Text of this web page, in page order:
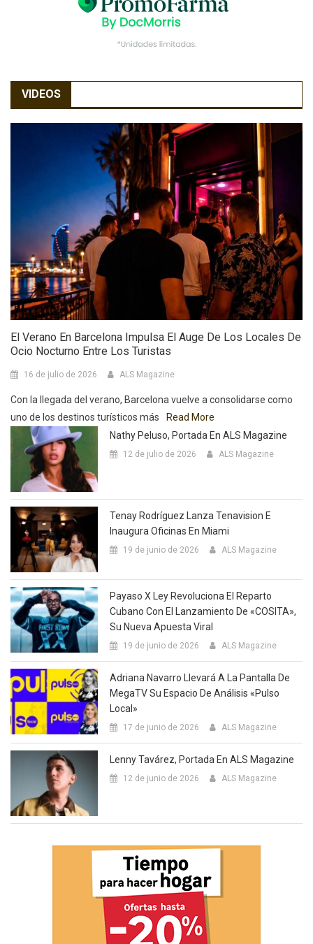
VIDEOS
El Verano En Barcelona Impulsa El Auge De Los Locales De
Ocio Nocturno Entre Los Turistas
16 de julio de 2026 ALS Magazine
Con la llegada del verano, Barcelona vuelve a consolidarse como
uno de los destinos turísticos más
Read More
Nathy Peluso, Portada En ALS Magazine
12 de julio de 2026 ALS Magazine
Tenay Rodríguez Lanza Tenavision E
Inaugura Oficinas En Miami
19 de junio de 2026 ALS Magazine
Payaso X Ley Revoluciona El Reparto
Cubano Con El Lanzamiento De «COSITA»,
Su Nueva Apuesta Viral
19 de junio de 2026 ALS Magazine
Adriana Navarro Llevará A La Pantalla De
MegaTV Su Espacio De Análisis «Pulso
Local»
17 de junio de 2026 ALS Magazine
Lenny Tavárez, Portada En ALS Magazine
12 de junio de 2026 ALS Magazine